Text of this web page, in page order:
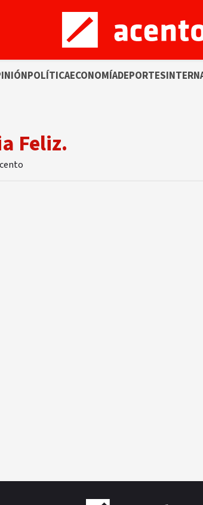
POLÍTICAECONOMÍADEPORTES
Feliz.